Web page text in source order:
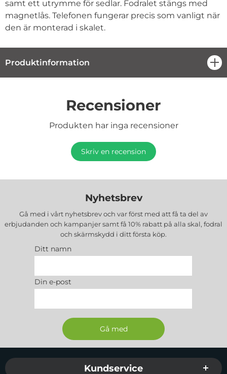
samt ett utrymme för sedlar. Fodralet stängs med
magnetlås. Telefonen fungerar precis som vanligt när
den är monterad i skalet.
Produktinformation
Recensioner
Produkten har inga recensioner
Skriv en recension
Nyhetsbrev
Gå med i vårt nyhetsbrev och var först med att få ta del av
erbjudanden och kampanjer samt få 10% rabatt på alla skal, fodral
och skärmskydd i ditt första köp.
Ditt namn
Din e-post
Sidfot Blandad info och länkar
Kundservice